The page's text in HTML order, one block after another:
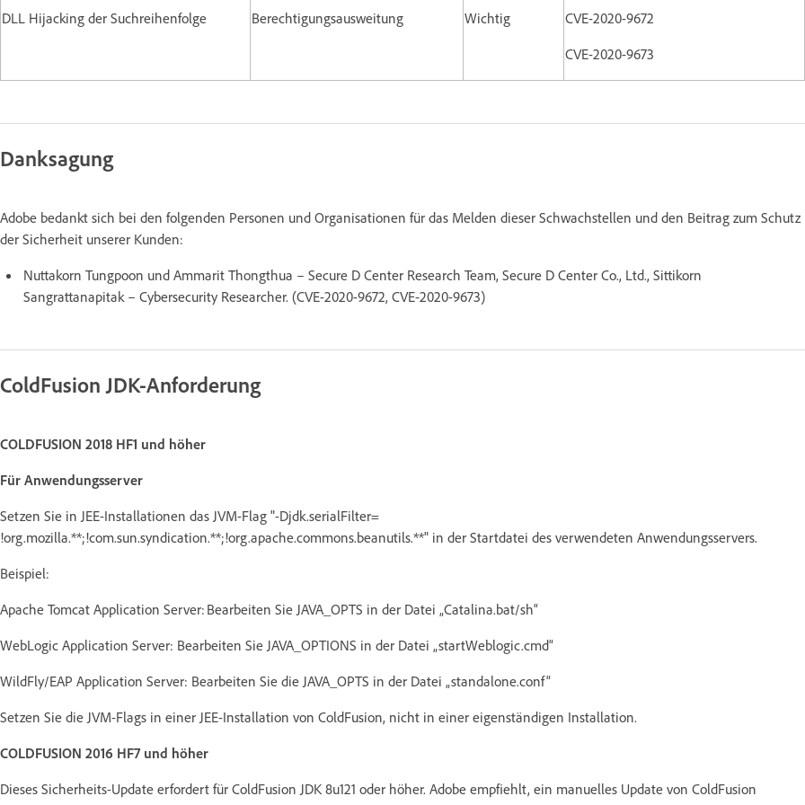
DLL Hijacking der Suchreihenfolge Berechtigungsausweitung Wichtig
CVE-2020-9672
CVE-2020-9673
Danksagung
Adobe bedankt sich bei den folgenden Personen und Organisationen für das Melden dieser Schwachstellen und den Beitrag zum Schutz
der Sicherheit unserer Kunden:
Nuttakorn Tungpoon und Ammarit Thongthua – Secure D Center Research Team, Secure D Center Co., Ltd., Sittikorn
Sangrattanapitak – Cybersecurity Researcher. (CVE-2020-9672, CVE-2020-9673)
ColdFusion JDK-Anforderung
COLDFUSION 2018 HF1 und höher
Für Anwendungsserver
Setzen Sie in JEE-Installationen das JVM-Flag "-Djdk.serialFilter=
!org.mozilla.**;!com.sun.syndication.**;!org.apache.commons.beanutils.**" in der Startdatei des verwendeten Anwendungsservers.
Beispiel:
Apache Tomcat Application Server: Bearbeiten Sie JAVA_OPTS in der Datei „Catalina.bat/sh“
WebLogic Application Server: Bearbeiten Sie JAVA_OPTIONS in der Datei „startWeblogic.cmd“
WildFly/EAP Application Server: Bearbeiten Sie die JAVA_OPTS in der Datei „standalone.conf“
Setzen Sie die JVM-Flags in einer JEE-Installation von ColdFusion, nicht in einer eigenständigen Installation.
COLDFUSION 2016 HF7 und höher
Dieses Sicherheits-Update erfordert für ColdFusion JDK 8u121 oder höher. Adobe empfiehlt, ein manuelles Update von ColdFusion